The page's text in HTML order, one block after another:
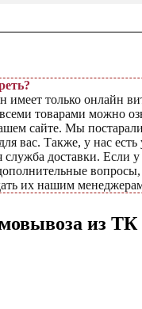
имеет только онлайн
товарами можно
сайте. Мы
вас. Также, у нас есть
служба доставки. Если у
вопросы,
их нашим
из